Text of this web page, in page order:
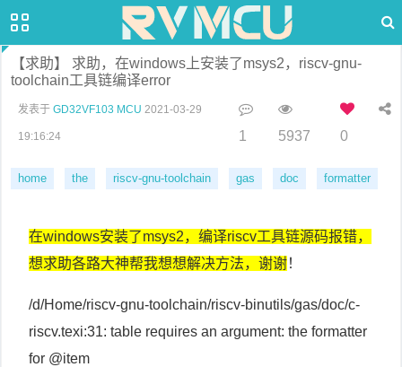
【求助】 求助，在windows上安装了msys2，riscv-gnu-
toolchain工具链编译error
发表于 GD32VF103 MCU 2021-03-29
19:16:24 1 5937 0
home the riscv-gnu-toolchain gas doc formatter
在windows安装了msys2，编译riscv工具链源码报错，
想求助各路大神帮我想想解决方法，谢谢！
/d/Home/riscv-gnu-toolchain/riscv-binutils/gas/doc/c-
riscv.texi:31: table requires an argument: the formatter
for @item